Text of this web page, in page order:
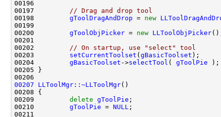
00197
// Drag and drop tool
00198 gToolDragAndDrop = new
00200 gToolObjPicker = new LLToolObjPicker
00202
// On startup, use "select" tool
00203 setCurrentToolset ( gBasicToolset
00204 gBasicToolset ->selectTool ( gToolPie
00207
LLToolMgr::~LLToolMgr
00209 delete gToolPie
00210 gToolPie = NULL